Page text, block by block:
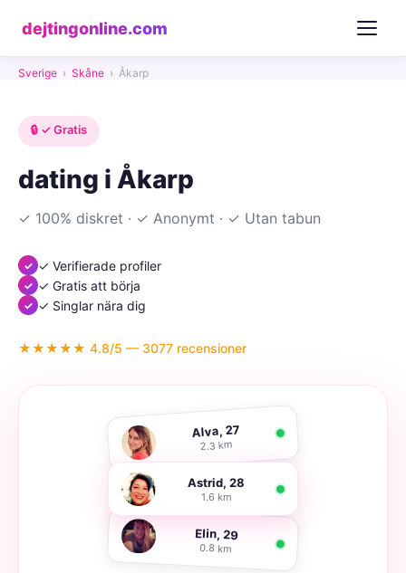
dejtingonline.com
Sverige › Skåne › Åkarp
🔒 ✓ Gratis
dating i Åkarp
✓ 100% diskret · ✓ Anonymt · ✓ Utan tabun
✓ Verifierade profiler
✓ Gratis att börja
✓ Singlar nära dig
★★★★★ 4.8/5 — 3077 recensioner
Alva, 27
2.3 km
Astrid, 28
1.6 km
Elin, 29
0.8 km